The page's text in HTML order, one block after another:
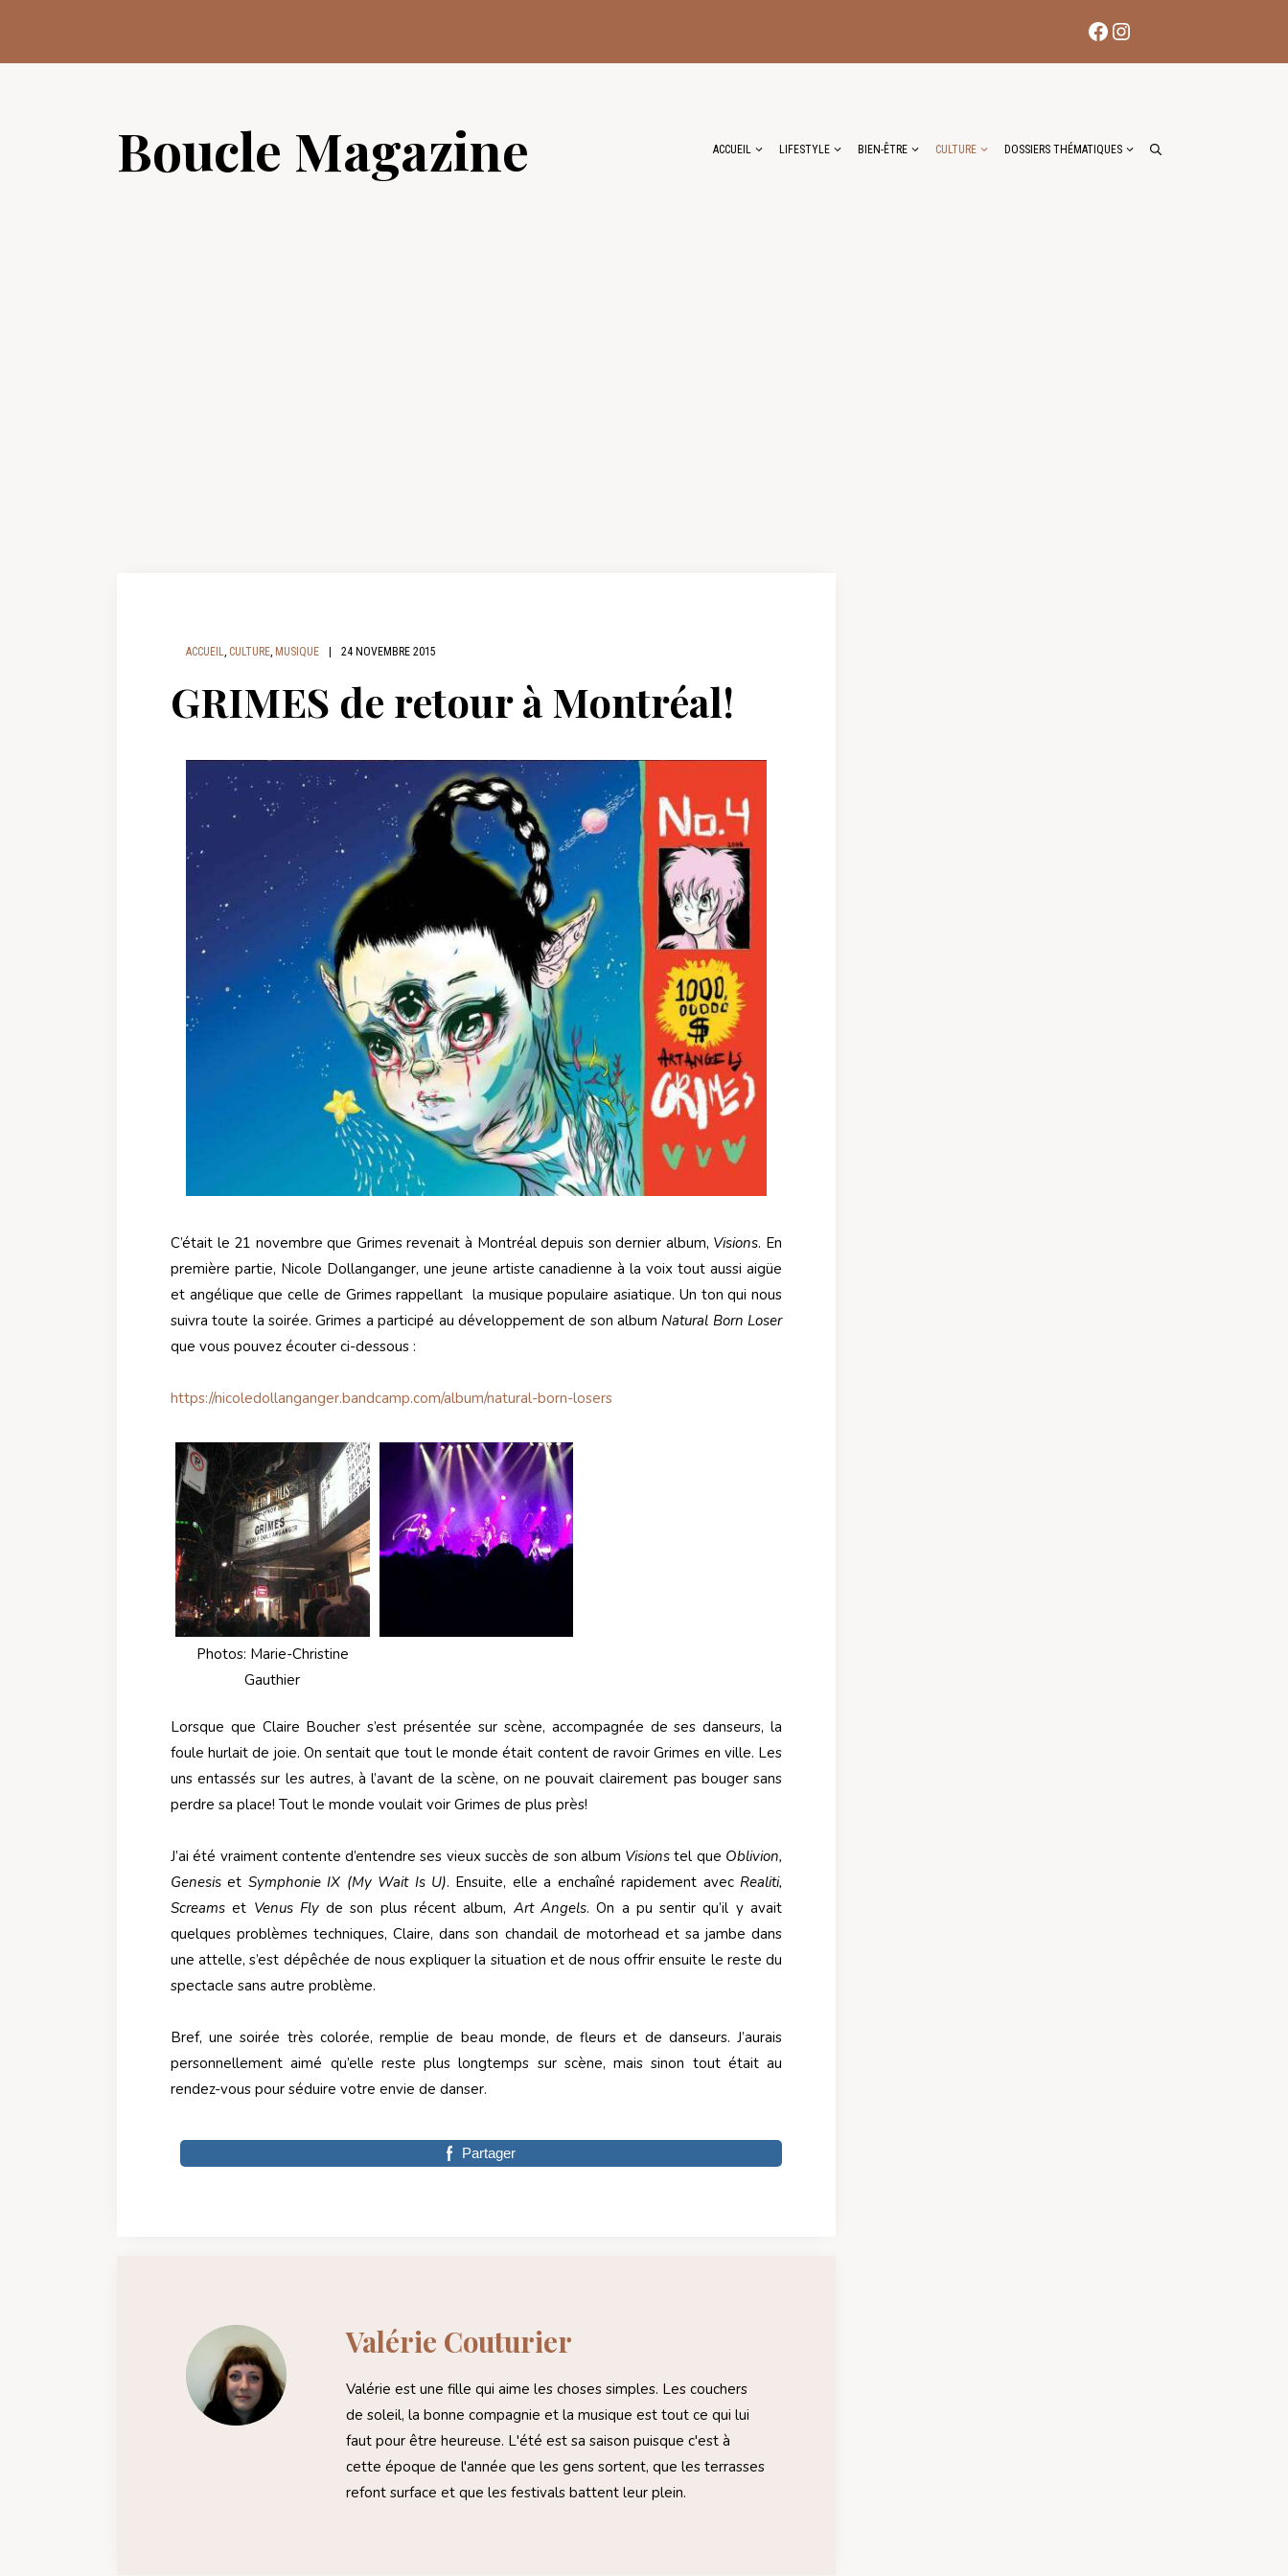
contenu
Facebook
Instagram
Boucle Magazine ACCUEIL LIFESTYLE BIEN-ÊTRE CULTURE DOSSIERS THÉMATIQUES
ACCUEIL, CULTURE, MUSIQUE 24 NOVEMBRE 2015
GRIMES de retour à Montréal!
C’était le 21 novembre que Grimes revenait à Montréal depuis son dernier album, Visions. En
première partie, Nicole Dollanganger, une jeune artiste canadienne à la voix tout aussi aigüe
et angélique que celle de Grimes rappellant la musique populaire asiatique. Un ton qui nous
suivra toute la soirée. Grimes a participé au développement de son albumNatural Born Loser
que vous pouvez écouter ci-dessous :
https://nicoledollanganger.bandcamp.com/album/natural-born-losers
Photos: Marie-Christine
Gauthier
Lorsque que Claire Boucher s’est présentée sur scène, accompagnée de ses danseurs, la
foule hurlait de joie. On sentait que tout le monde était content de ravoir Grimes en ville. Les
uns entassés sur les autres, à l’avant de la scène, on ne pouvait clairement pas bouger sans
perdre sa place! Tout le monde voulait voir Grimes de plus près!
J’ai été vraiment contente d’entendre ses vieux succès de son album Visions tel que Oblivion,
Genesiset Symphonie IX (My Wait Is U). Ensuite, elle a enchaîné rapidement avecRealiti,
Screams et Venus Flyde son plus récent album, Art Angels. On a pu sentir qu’il y avait
quelques problèmes techniques, Claire, dans son chandail de motorhead et sa jambe dans
une attelle, s’est dépêchée de nous expliquer la situation et de nous offrir ensuite le reste du
spectacle sans autre problème.
Bref, une soirée très colorée, remplie de beau monde, de fleurs et de danseurs. J’aurais
personnellement aimé qu’elle reste plus longtemps sur scène, mais sinon tout était au
rendez-vous pour séduire votre envie de danser.
Partager
Valérie Couturier
Valérie est une fille qui aime les choses simples. Les couchers
de soleil, la bonne compagnie et la musique est tout ce qui lui
faut pour être heureuse. L'été est sa saison puisque c'est à
cette époque de l'année que les gens sortent, que les terrasses
refont surface et que les festivals battent leur plein.